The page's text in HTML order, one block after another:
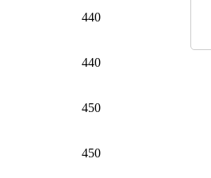
440
440
450
450